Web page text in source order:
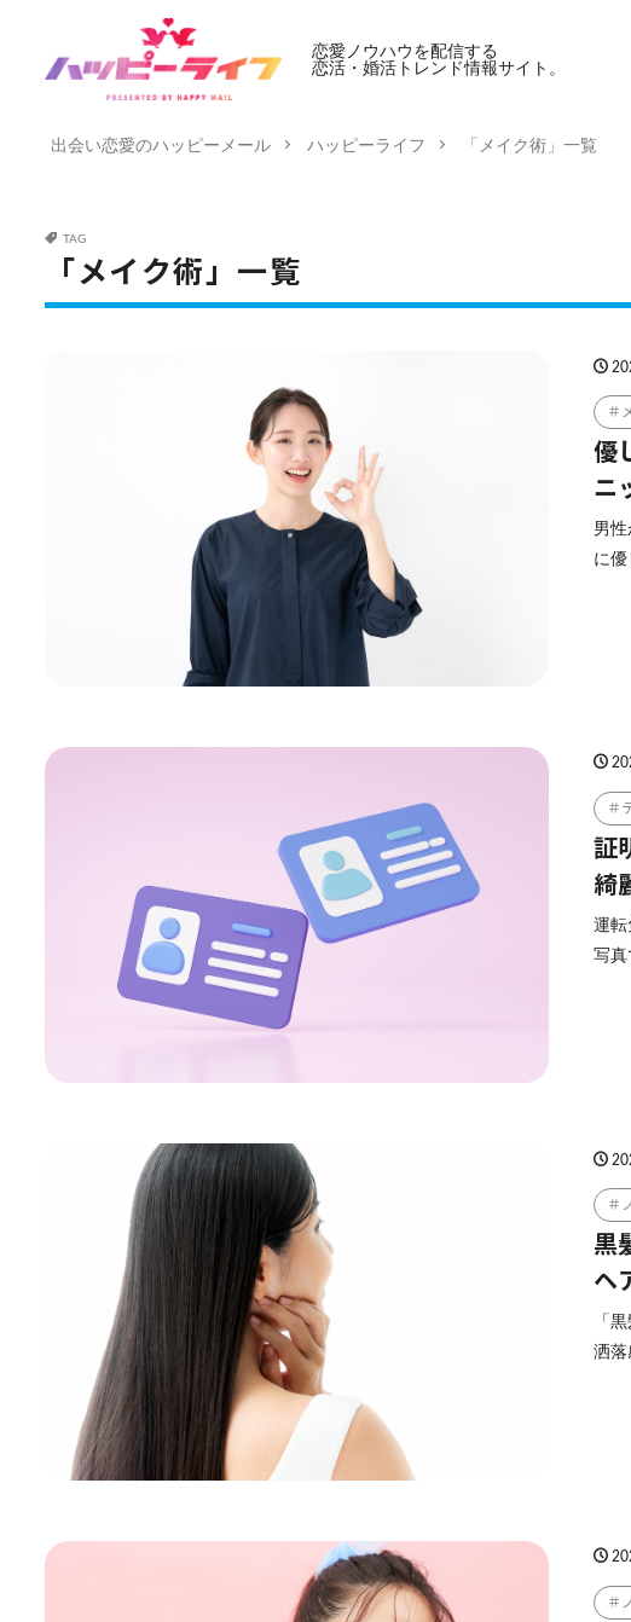
恋愛ノウハウを配信する
恋活・婚活トレンド情報サイト。
出会い恋愛のハッピーメール ハッピーライフ 「メイク術」一覧
TAG
「メイク術」一覧
優
ニ
男
に
証
綺
運
写
黒
ヘ
「
洒